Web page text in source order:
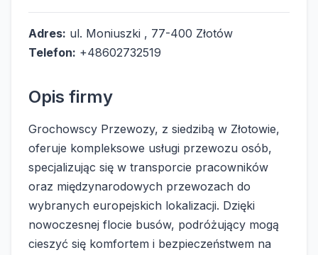
Adres: ul. Moniuszki , 77-400 Złotów
Telefon: +48602732519
Opis firmy
Grochowscy Przewozy, z siedzibą w Złotowie,
oferuje kompleksowe usługi przewozu osób,
specjalizując się w transporcie pracowników
oraz międzynarodowych przewozach do
wybranych europejskich lokalizacji. Dzięki
nowoczesnej flocie busów, podróżujący mogą
cieszyć się komfortem i bezpieczeństwem na